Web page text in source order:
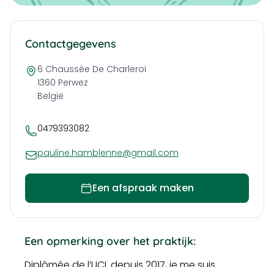
Contactgegevens
6 Chaussée De Charleroi
1360 Perwez
België
0479393082
pauline.hamblenne@gmail.com
Een afspraak maken
Een opmerking over het praktijk: